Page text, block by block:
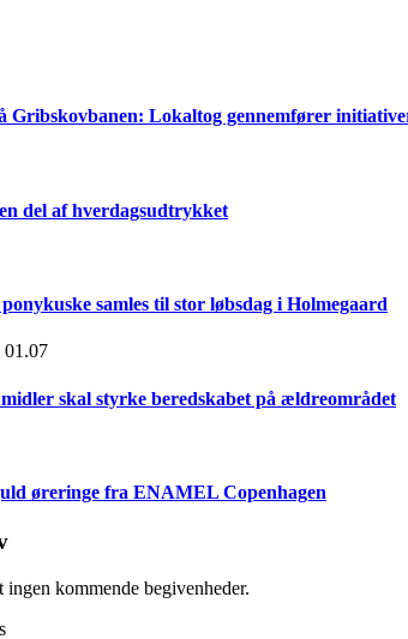
Gribskovbanen: Lokaltog gennemfører
del af hverdagsudtrykket
samles til stor løbsdag i Holmegaard
01.07
skal styrke beredskabet på ældreområdet
øreringe fra ENAMEL Copenhagen
kommende begivenheder.